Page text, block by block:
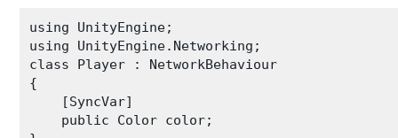
using UnityEngine;
using UnityEngine.Networking;
class Player : NetworkBehaviour
{
    [SyncVar]
    public Color color;